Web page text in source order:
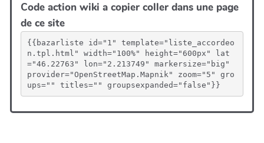
Code action wiki a copier coller dans une page
de ce site
{{bazarliste id="1" template="liste_accordeo
n.tpl.html" width="100%" height="600px" lat
="46.22763" lon="2.213749" markersize="big"
provider="OpenStreetMap.Mapnik" zoom="5" gro
ups="" titles="" groupsexpanded="false"}}